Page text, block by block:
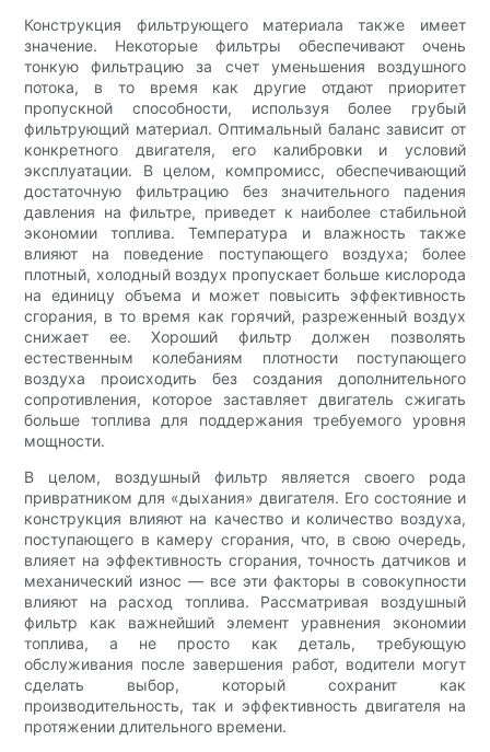
Конструкция фильтрующего материала также имеет
значение. Некоторые фильтры обеспечивают очень
тонкую фильтрацию за счет уменьшения воздушного
потока, в то время как другие отдают приоритет
пропускной способности, используя более грубый
фильтрующий материал. Оптимальный баланс зависит от
конкретного двигателя, его калибровки и условий
эксплуатации. В целом, компромисс, обеспечивающий
достаточную фильтрацию без значительного падения
давления на фильтре, приведет к наиболее стабильной
экономии топлива. Температура и влажность также
влияют на поведение поступающего воздуха; более
плотный, холодный воздух пропускает больше кислорода
на единицу объема и может повысить эффективность
сгорания, в то время как горячий, разреженный воздух
снижает ее. Хороший фильтр должен позволять
естественным колебаниям плотности поступающего
воздуха происходить без создания дополнительного
сопротивления, которое заставляет двигатель сжигать
больше топлива для поддержания требуемого уровня
мощности.
В целом, воздушный фильтр является своего рода
привратником для «дыхания» двигателя. Его состояние и
конструкция влияют на качество и количество воздуха,
поступающего в камеру сгорания, что, в свою очередь,
влияет на эффективность сгорания, точность датчиков и
механический износ — все эти факторы в совокупности
влияют на расход топлива. Рассматривая воздушный
фильтр как важнейший элемент уравнения экономии
топлива, а не просто как деталь, требующую
обслуживания после завершения работ, водители могут
сделать выбор, который сохранит как
производительность, так и эффективность двигателя на
протяжении длительного времени.